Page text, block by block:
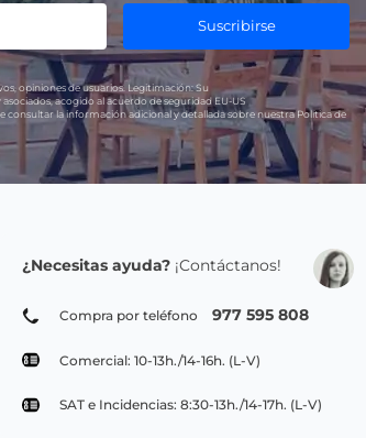
Suscribirse
opiniones de usuarios. Legitimación: Su
acogido al acuerdo de seguridad EU-US
consultar la información adicional y detallada sobre nuestra Política de
¿Necesitas ayuda? ¡Contáctanos!
Compra por teléfono 977 595 808
Comercial: 10-13h./14-16h. (L-V)
SAT e Incidencias: 8:30-13h./14-17h. (L-V)